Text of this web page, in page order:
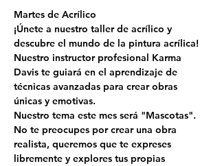
Martes de Acrílico
¡Únete a nuestro taller de acrílico y
descubre el mundo de la pintura acrílica!
Nuestro instructor profesional Karma
Davis te guiará en el aprendizaje de
técnicas avanzadas para crear obras
únicas y emotivas.
Nuestro tema este mes será "Mascotas".
No te preocupes por crear una obra
realista, queremos que te expreses
libremente y explores tus propias